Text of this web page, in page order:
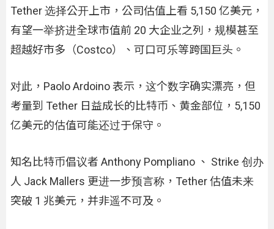
Tether 选择公开上市，公司估值上看 5,150 亿美元，
有望一举挤进全球市值前 20 大企业之列，规模甚至
超越好市多（Costco）、可口可乐等跨国巨头。
对此，Paolo Ardoino 表示，这个数字确实漂亮，但
考量到 Tether 日益成长的比特币、黄金部位，5,150
亿美元的估值可能还过于保守。
知名比特币倡议者 Anthony Pompliano 、 Strike 创办
人 Jack Mallers 更进一步预言称，Tether 估值未来
突破 1 兆美元，并非遥不可及。